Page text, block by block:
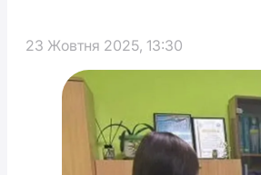
23 Жовтня 2025, 13:30